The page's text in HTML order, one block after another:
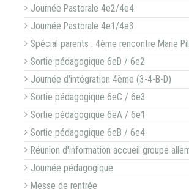
Journée Pastorale 4e2/4e4
Journée Pastorale 4e1/4e3
Spécial parents : 4ème rencontre Marie
Sortie pédagogique 6eD / 6e2
Journée d'intégration 4ème (3-4-B-D)
Sortie pédagogique 6eC / 6e3
Sortie pédagogique 6eA / 6e1
Sortie pédagogique 6eB / 6e4
Réunion d'information accueil groupe
Journée pédagogique
Messe de rentrée